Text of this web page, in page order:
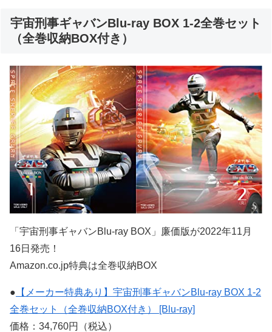
宇宙刑事ギャバンBlu-ray BOX 1-2全巻セット
（全巻収納BOX付き）
「宇宙刑事ギャバンBlu-ray BOX」廉価版が2022年11月
16日発売！
Amazon.co.jp特典は全巻収納BOX
● 【メーカー特典あり】宇宙刑事ギャバンBlu-ray BOX 1-2
全巻セット（全巻収納BOX付き） [Blu-ray]
価格：34,760円（税込）